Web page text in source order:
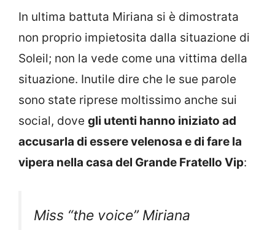
In ultima battuta Miriana si è dimostrata
non proprio impietosita dalla situazione di
Soleil; non la vede come una vittima della
situazione. Inutile dire che le sue parole
sono state riprese moltissimo anche sui
social, dove gli utenti hanno iniziato ad
accusarla di essere velenosa e di fare la
vipera nella casa del Grande Fratello Vip:
Miss “the voice” Miriana